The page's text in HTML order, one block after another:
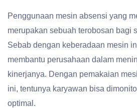
Penggunaan mesin absensi yang
merupakan sebuah terobosan bagi
Sebab dengan keberadaan mesin
membantu perusahaan dalam
kinerjanya. Dengan pemakaian
ini, tentunya karyawan bisa
optimal.